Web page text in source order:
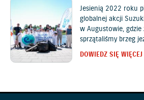
Jesienią 2022 roku
globalnej akcji
w Augustowie, gdzie
sprzątaliśmy brzeg
DOWIEDZ SIĘ WIĘCEJ